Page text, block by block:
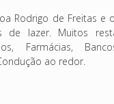
Rodrigo de Freitas e
de lazer. Muitos
Farmácias,
ao redor.